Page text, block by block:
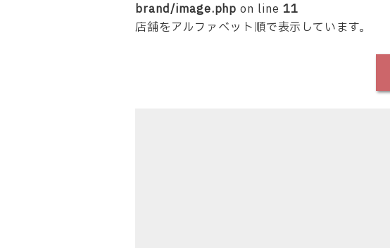
brand/image.php on line11
店舗をアルファベット順で表示しています。